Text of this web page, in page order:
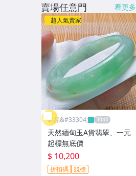
賣場任意門 看更多
超人氣賣家
昕品&#33304;
天然緬甸玉A貨翡翠、一元
起標無底價
$ 10,200
折扣碼 競標